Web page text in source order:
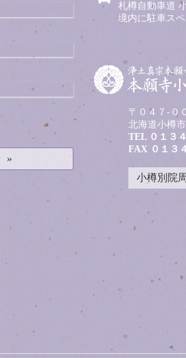
札樽自動車道
境内に駐車ス
〒０４７-０
北海道小樽
TEL ０１３
FAX ０１３
小樽別院